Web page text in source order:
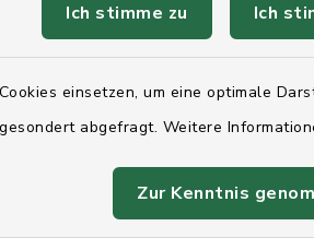
Ich stimme zu Ich
einsetzen, um eine optimale
abgefragt. Weitere
Zur Kenntnis